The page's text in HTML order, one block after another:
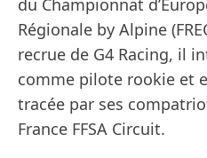
du Championnat
Régionale by Alpine
recrue de G4 Racing, il
comme pilote rookie et
tracée par ses
France FFSA Circuit.